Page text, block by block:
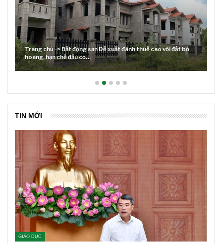
đánh thuế cao với đất bỏ
Lãi suất neo cao và cuộc tái cơ cấu
TIN MỚI
GIÁO DỤC